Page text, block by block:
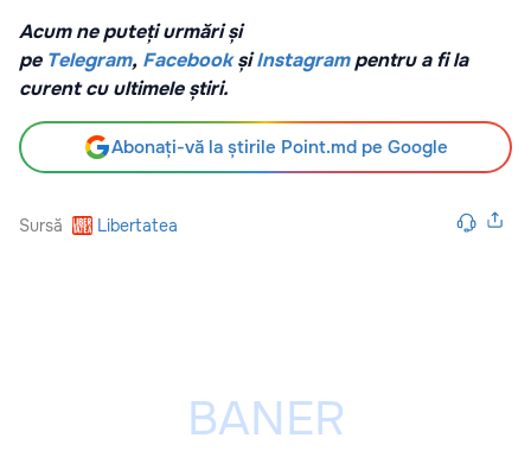
Acum ne puteți urmări și
pe Telegram, Facebook șiInstagrampentru a fi la
curent cu ultimele știri.
Abonați-vă la știrile Point.md pe Google
Sursă Libertatea